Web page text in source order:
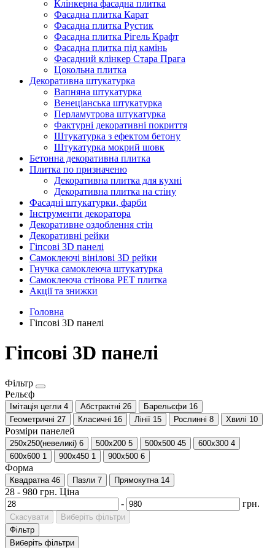
Клінкерна фасадна плитка
Фасадна плитка Карат
Фасадна плитка Рустик
Фасадна плитка Рігель Крафт
Фасадна плитка під камінь
Фасадний клінкер Стара Прага
Цокольна плитка
Декоративна штукатурка
Вапняна штукатурка
Венеціанська штукатурка
Перламутрова штукатурка
Фактурні декоративні покриття
Штукатурка з ефектом бетону
Штукатурка мокрий шовк
Бетонна декоративна плитка
Плитка по призначеню
Декоративна плитка для кухні
Декоративна плитка на стіну
Фасадні штукатурки, фарби
Інструменти декоратора
Декоративне оздоблення стін
Декоративні рейки
Гіпсові 3D панелі
Самоклеючі вінілові 3D рейки
Гнучка самоклеюча штукатурка
Самоклеюча стінова PET плитка
Акції та знижки
Головна
Гіпсові 3D панелі
Гіпсові 3D панелі
Фільтр
Рельєф
Імітація цегли 4 Абстрактні 26 Барельєфи 16
Геометричні 27 Класичні 16 Лінії 15 Рослинні 8 Хвилі 10
Розміри панелей
250x250(невеликі) 6 500x200 5 500x500 45 600x300 4
600x600 1 900x450 1 900x500 6
Форма
Квадратна 46 Пазли 7 Прямокутна 14
28 - 980 грн. Ціна
-
грн.
Скасувати
Виберіть фільтри
Фільтр
Виберіть фільтри